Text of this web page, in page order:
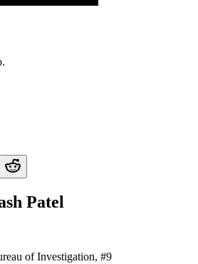
Patel
of Investigation, #9